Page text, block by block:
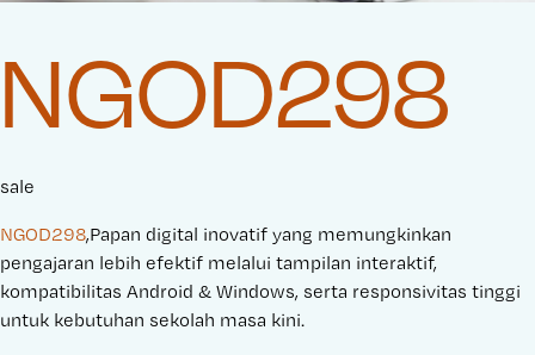
NGOD298
sale
NGOD298,Papan digital inovatif yang memungkinkan
pengajaran lebih efektif melalui tampilan interaktif,
kompatibilitas Android & Windows, serta responsivitas tinggi
untuk kebutuhan sekolah masa kini.